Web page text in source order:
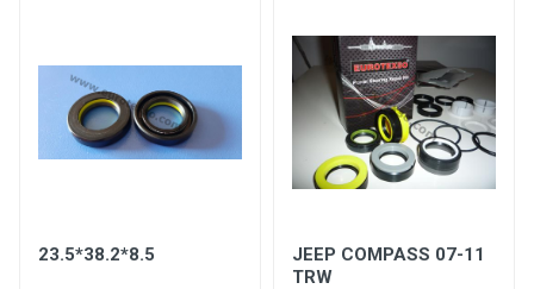
23.5*38.2*8.5
JEEP COMPASS 07-11
TRW